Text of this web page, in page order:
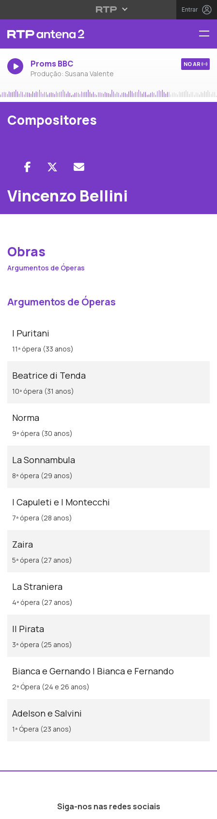
Entrar
Proms BBC
Produção: Susana Valente
NO AR
Compositores
Vincenzo Bellini
Obras
Argumentos de Óperas
Argumentos de Óperas
I Puritani
11ª ópera (33 anos)
Beatrice di Tenda
10ª ópera (31 anos)
Norma
9ª ópera (30 anos)
La Sonnambula
8ª ópera (29 anos)
I Capuleti e I Montecchi
7ª ópera (28 anos)
Zaira
5ª ópera (27 anos)
La Straniera
4ª ópera (27 anos)
Il Pirata
3ª ópera (25 anos)
Bianca e Gernando | Bianca e Fernando
2ª Ópera (24 e 26 anos)
Adelson e Salvini
1ª Ópera (23 anos)
Siga-nos nas redes sociais